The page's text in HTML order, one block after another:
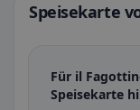
Speisekarte
Für il
Speisekarte